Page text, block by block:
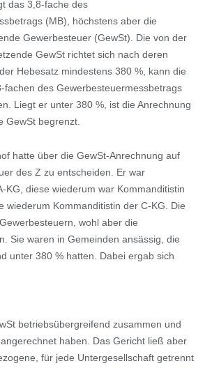
das 3,8-fache des
(MB), höchstens aber die
Gewerbesteuer (GewSt). Die von der
GewSt richtet sich nach deren
Hebesatz mindestens 380 %, kann die
fachen des Gewerbesteuermessbetrags
Liegt er unter 380 %, ist die Anrechnung
GewSt begrenzt.
hatte über die GewSt-Anrechnung auf
des Z zu entscheiden. Er war
KG, diese wiederum war Kommanditistin
wiederum Kommanditistin der C-KG. Die
wohl aber die
Sie waren in Gemeinden ansässig, die
unter 380 % hatten. Dabei ergab sich
betriebsübergreifend zusammen und
haben. Das Gericht ließ aber
für jede Untergesellschaft getrennt